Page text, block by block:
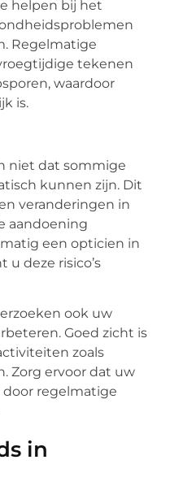
helpen bij het
Regelmatige
tekenen
waardoor
is.
niet dat sommige
kunnen zijn. Dit
veranderingen in
aandoening
een opticien in
u deze risico’s
ook uw
Goed zicht is
zoals
Zorg ervoor dat uw
regelmatige
in